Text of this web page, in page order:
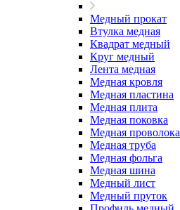
Медный прокат
Втулка медная
Квадрат медный
Круг медный
Лента медная
Медная кровля
Медная пластина
Медная плита
Медная поковка
Медная проволока
Медная труба
Медная фольга
Медная шина
Медный лист
Медный пруток